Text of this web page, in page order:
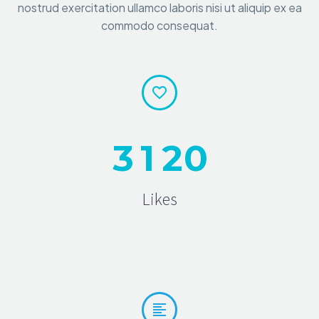
nostrud exercitation ullamco laboris nisi ut aliquip ex ea
commodo consequat.


31 20
Likes

